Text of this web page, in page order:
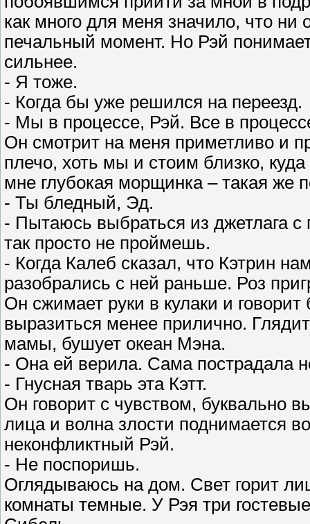
как много для меня значило, что ни
печальный момент. Но Рэй
сильнее.
- Я тоже.
- Когда бы уже решился на переезд.
- Мы в процессе, Рэй. Все в
Он смотрит на меня приметливо и
плечо, хоть мы и стоим близко,
мне глубокая морщинка – такая же
- Ты бледный, Эд.
- Пытаюсь выбраться из джетлага
так просто не проймешь.
- Когда Калеб сказал, что Кэтрин
разобрались с ней раньше. Роз
Он сжимает руки в кулаки и
выразиться менее прилично.
мамы, бушует океан Мэна.
- Она ей верила. Сама пострадала
- Гнусная тварь эта Кэтт.
Он говорит с чувством, буквально
лица и волна злости поднимается
неконфликтный Рэй.
- Не поспоришь.
Оглядываюсь на дом. Свет горит
комнаты темные. У Рэя три